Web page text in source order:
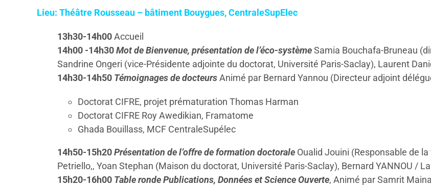
Lieu: Théâtre Rousseau – bâtiment Bouygues, CentraleSupElec
13h30-14h00Accueil
14h00 -14h30Mot de Bienvenue, présentation de l’éco-systèmeSamia Bouchafa-Bruneau
Sandrine Ongeri (vice-Présidente adjointe du doctorat, Université Paris-Saclay), Laurent
14h30-14h50 Témoignages de docteursAnimé par Bernard Yannou (Directeur adjoint
Doctorat CIFRE, projet prématuration Thomas Harman
Doctorat CIFRE Roy Awedikian, Framatome
Ghada Bouillass, MCF CentraleSupélec
14h50-15h20Présentation de l’offre de formation doctorale Oualid Jouini (Responsable de
Petriello,, Yoan Stephan (Maison du doctorat, Université Paris-Saclay), Bernard YANNOU /
15h20-16h00 Table ronde Publications, Données et Science Ouverte, Animé par Samrit